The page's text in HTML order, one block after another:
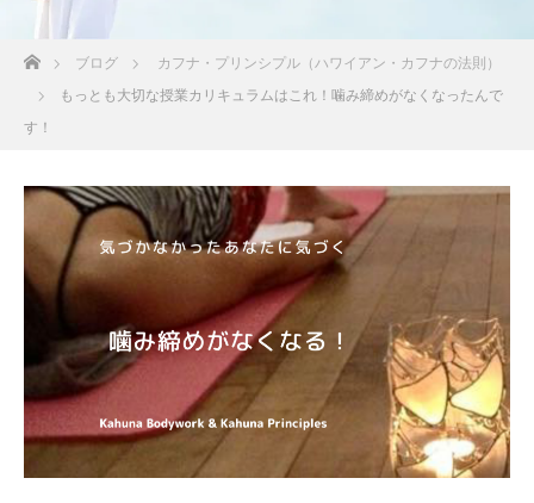
ホームブログ
カフナ・プリンシプル（ハワイアン・カフナの法則）
もっとも大切な授業カリキュラムはこれ！噛み締めがなくなったんで
す！